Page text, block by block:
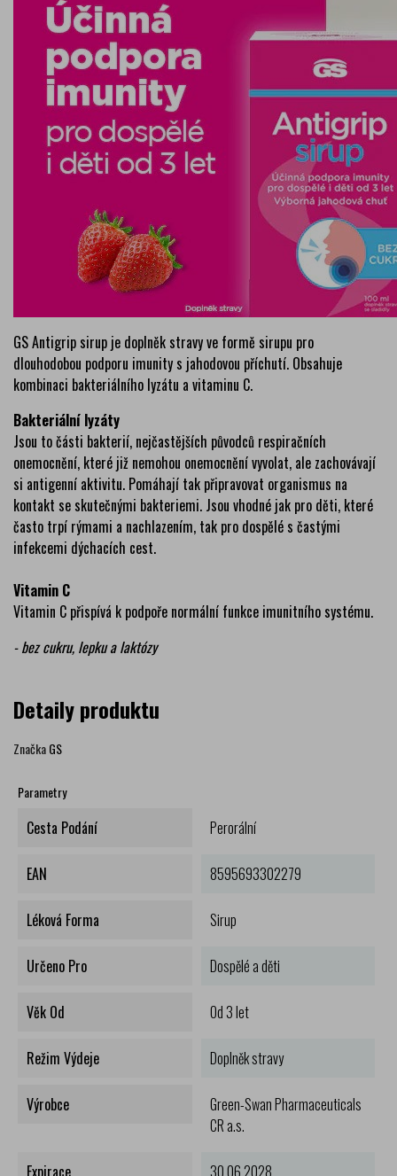
GS Antigrip sirup je doplněk stravy ve formě sirupu pro
dlouhodobou podporu imunity s jahodovou příchutí. Obsahuje
kombinaci bakteriálního lyzátu a vitaminu C.
Bakteriální lyzáty
Jsou to části bakterií, nejčastějších původců respiračních
onemocnění, které již nemohou onemocnění vyvolat, ale zachovávají
si antigenní aktivitu. Pomáhají tak připravovat organismus na
kontakt se skutečnými bakteriemi. Jsou vhodné jak pro děti, které
často trpí rýmami a nachlazením, tak pro dospělé s častými
infekcemi dýchacích cest.
Vitamin C
Vitamin C přispívá k podpoře normální funkce imunitního systému.
- bez cukru, lepku a laktózy
Detaily produktu
ZnačkaGS
Parametry
Cesta Podání Perorální
EAN 8595693302279
Léková Forma Sirup
Určeno Pro Dospělé a děti
Věk Od Od 3 let
Režim Výdeje Doplněk stravy
Výrobce
Green-Swan Pharmaceuticals
CR a.s.
Expirace 30.06.2028